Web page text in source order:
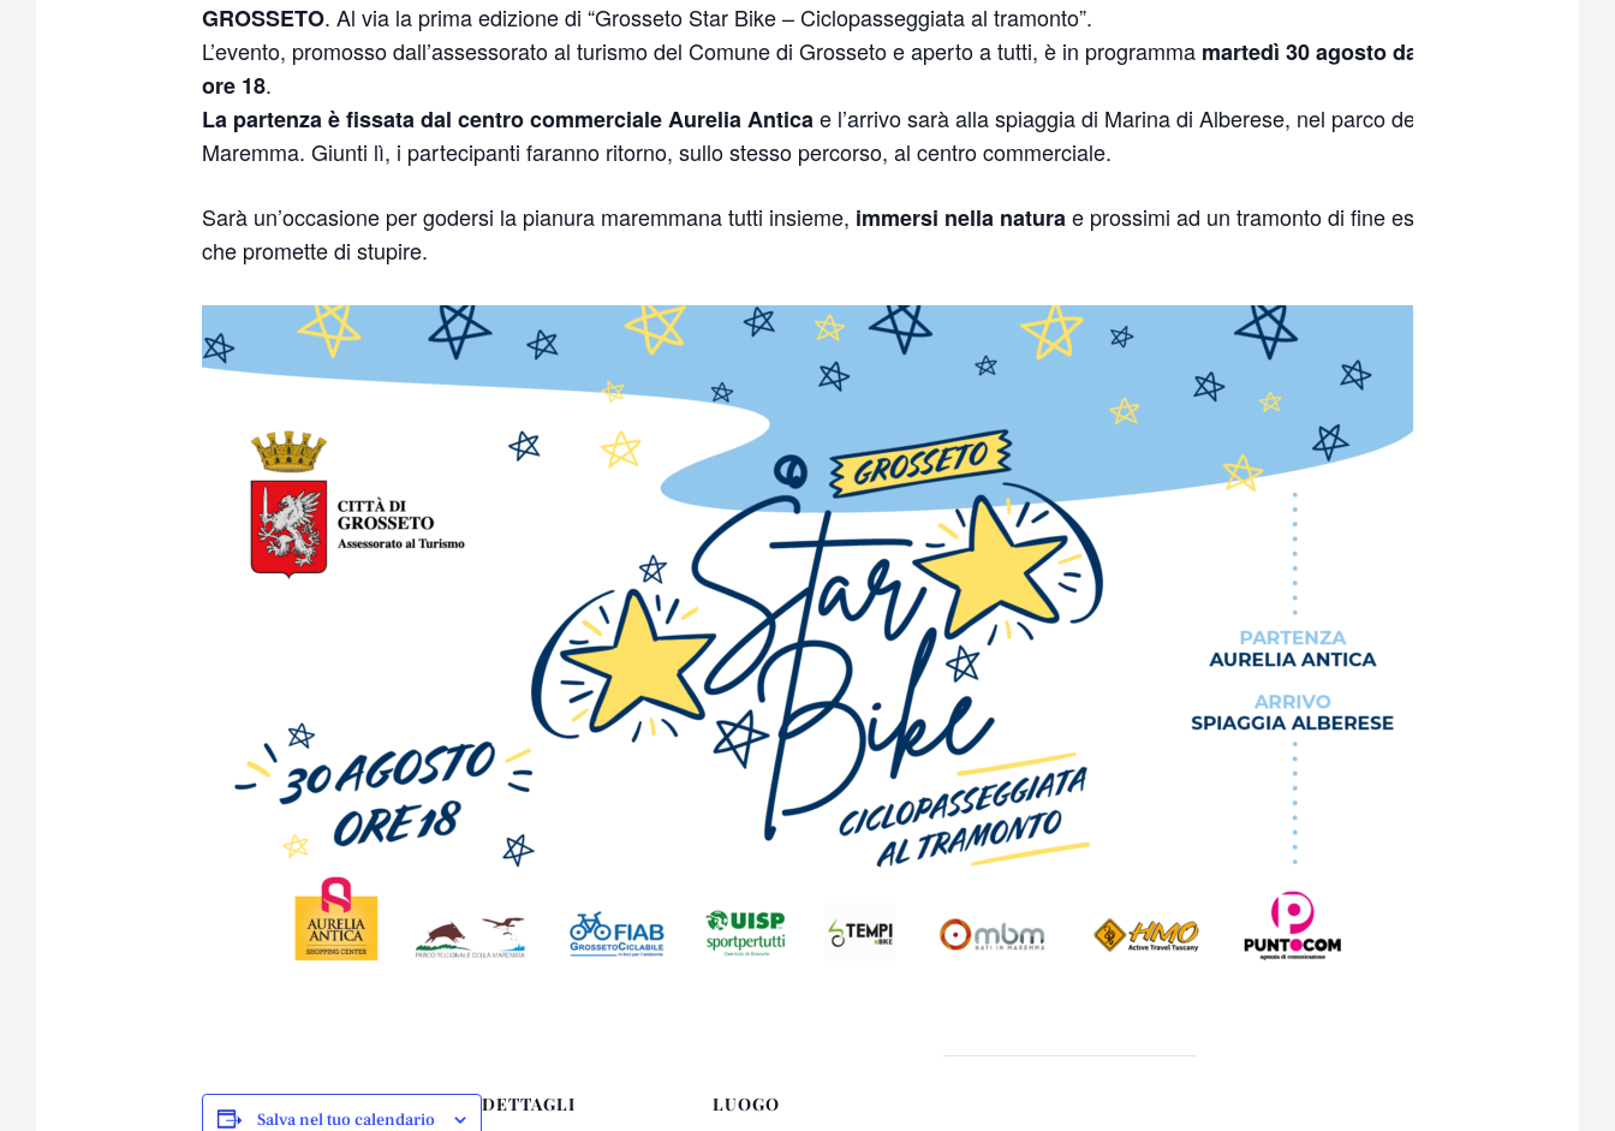
GROSSETO. Al via la prima edizione di “Grosseto Star Bike – Ciclopasseggiata al tramonto”.
L’evento, promosso dall’assessorato al turismo del Comune di Grosseto e aperto a tutti, è in programma martedì 30 agosto dalle
ore 18.
La partenza è fissata dal centro commerciale Aurelia Anticae l’arrivo sarà alla spiaggia di Marina di Alberese, nel parco della
Maremma. Giunti lì, i partecipanti faranno ritorno, sullo stesso percorso, al centro commerciale.
Sarà un’occasione per godersi la pianura maremmana tutti insieme, immersi nella naturae prossimi ad un tramonto di fine estate
che promette di stupire.
Salva nel tuo calendario
DETTAGLI LUOGO